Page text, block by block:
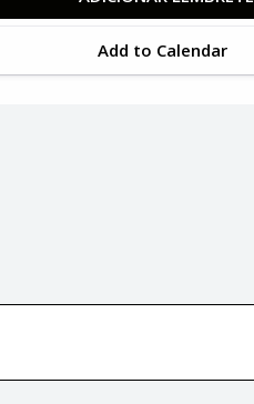
Add to Calendar